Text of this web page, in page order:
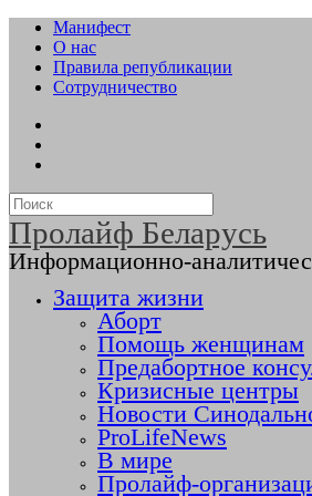
Манифест
О нас
Правила републикации
Сотрудничество
Пролайф Беларусь
Информационно-
Защита жизни
Аборт
Помощь женщинам
Предабортное
Кризисные центры
Новости
ProLifeNews
В мире
Пролайф-